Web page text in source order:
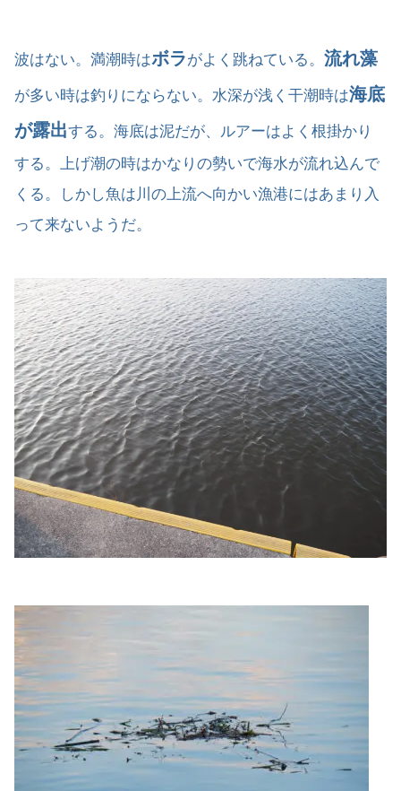
波はない。満潮時はボラがよく跳ねている。 流れ藻
が多い時は釣りにならない。水深が浅く干潮時は海底
が露出する。海底は泥だが、ルアーはよく根掛かり
する。上げ潮の時はかなりの勢いで海水が流れ込んで
くる。しかし魚は川の上流へ向かい漁港にはあまり入
って来ないようだ。